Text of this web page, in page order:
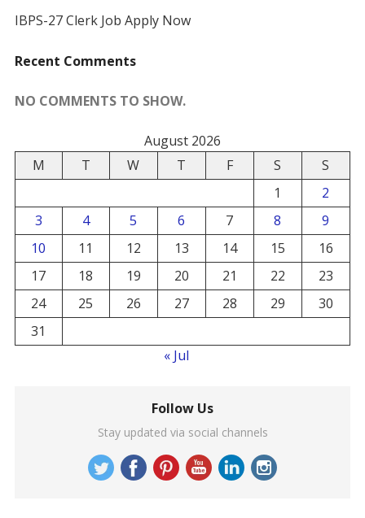
IBPS-27 Clerk Job Apply Now
Recent Comments
NO COMMENTS TO SHOW.
August 2026
M
T W T F S
S
1
2
3
4 5 6 7 8
9
10
11 12 13 14 15
16
17
18 19 20 21 22
23
24
25 26 27 28 29
30
31
« Jul
Follow Us
Stay updated via social channels